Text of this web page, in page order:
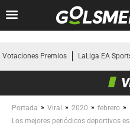
Votaciones Premios LaLiga EA
Portada » Viral » 2020 » febrero »
Los mejores periódicos deportivos